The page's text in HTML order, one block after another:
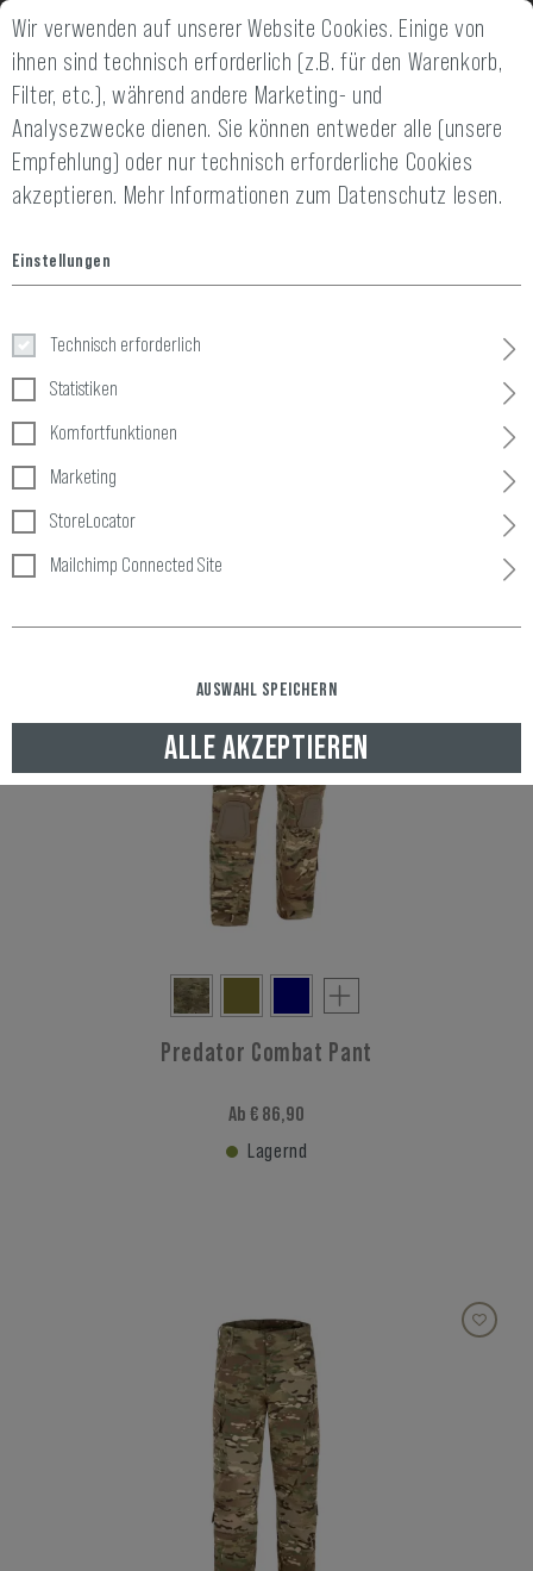
14 TAGE GELD-ZURÜCK-GARANTIE SCHNELLER
Bekleidung
Home
31 Produkte
Predator Combat Pant
Ab € 86,90
Lagernd
Wir verwenden auf unserer Website Cookies. Einige von
ihnen sind technisch erforderlich (z.B. für den Warenkorb,
Filter, etc.), während andere Marketing- und
Analysezwecke dienen. Sie können entweder alle (unsere
Empfehlung) oder nur technisch erforderliche Cookies
akzeptieren. Mehr Informationen zum Datenschutz lesen.
Einstellungen
Technisch erforderlich
Statistiken
Komfortfunktionen
Marketing
StoreLocator
Mailchimp Connected Site
AUSWAHL SPEICHERN
ALLE AKZEPTIEREN